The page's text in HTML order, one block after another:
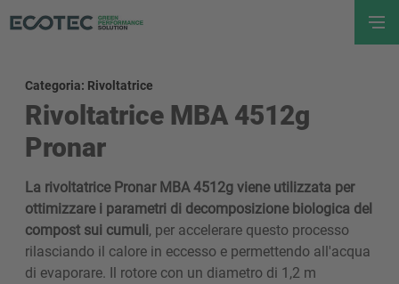
Categoria: Rivoltatrice
Rivoltatrice MBA 4512g
Pronar
La rivoltatrice Pronar MBA 4512g viene utilizzata per
ottimizzare i parametri di decomposizione biologica del
compost sui cumuli, per accelerare questo processo
rilasciando il calore in eccesso e permettendo all'acqua
di evaporare. Il rotore con un diametro di 1,2 m